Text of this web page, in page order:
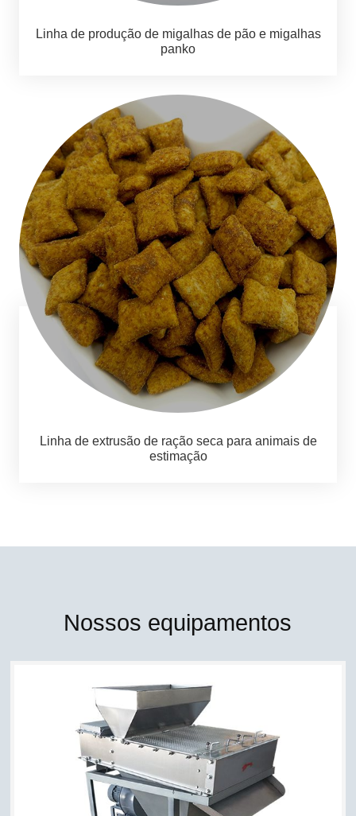
Linha de produção de migalhas de pão e migalhas
panko
Linha de extrusão de ração seca para animais de
estimação
Nossos equipamentos